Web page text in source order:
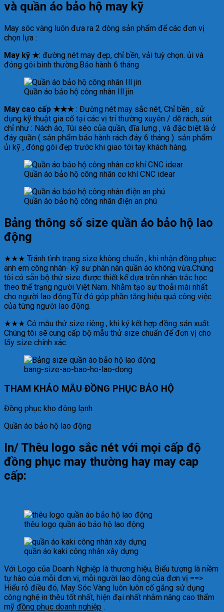
và quần áo bảo hộ may kỹ
May sóc vàng luôn đưa ra 2 dòng sản phẩm để các đơn vị
chọn lựa :
May kỹ ★: đường nét may đẹp, chỉ bền, vải tuỳ chọn. ủi và
đóng gói bình thường.Bảo hành 6 tháng
Quần áo bảo hộ công nhân Ill jin
May cao cấp ★★★: Đường nét may sắc nét, Chỉ bền , sử
dụng kỹ thuật gia cố tại các vị trí thường xuyên / dễ rách, sút
chỉ như : Nách áo, Túi séo của quần, đĩa lưng , và đặc biệt là ở
đáy quần ( sản phẩm bảo hành rách đáy 6 tháng ). sản phẩm
ủi kỹ , đóng gói đẹp trước khi giao tới tay khách hàng.
Quần áo bảo hộ công nhân cơ khí CNC idear
Quần áo bảo hộ công nhân điện an phú
Bảng thông số size quần áo bảo hộ lao
động
★★★ Tránh tình trạng size không chuẩn , khi nhận đồng phục
anh em công nhân- kỹ sư phàn nàn quần áo không vừa.Chúng
tôi có sẵn bộ thử size được thiết kế dựa trên nhân trắc học
theo thể trạng người Việt Nam. Nhằm tạo sự thoải mái nhất
cho người lao động.Từ đó góp phần tăng hiệu quả công việc
của từng người lao động.
★★★ Có mẫu thử size riêng , khi ký kết hợp đồng sản xuất.
Chúng tôi sẽ cung cấp bộ mẫu thử size chuẩn để đơn vị cho
lấy size chính xác.
bang-size-ao-bao-ho-lao-dong
THAM KHẢO MẪU ĐỒNG PHỤC BẢO HỘ
Đồng phục kho đông lạnh
Quần áo bảo hộ lao động
In/ Thêu logo sắc nét với mọi cấp độ
đồng phục may thường hay may cap
cấp:
thêu logo quần áo bảo hộ lao động
quần áo kaki công nhân xây dựng
Với Logo của Doanh Nghiệp là thương hiệu, Biểu tượng là niềm
tự hào của mỗi đơn vị, mỗi người lao động của đơn vị ==>
Hiểu rỏ điều đó, May Sóc Vàng luôn luôn cố gắng sử dụng
công nghệ in thêu tốt nhất, hiện đại nhất nhằm nâng cao thẩm
mỹ đồng phục doanh nghiệp .